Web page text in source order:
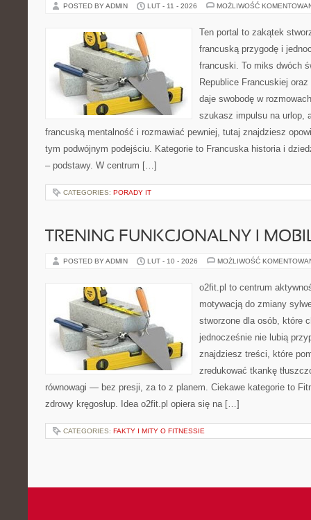
POSTED BY ADMIN LUT - 11 - 2026 MOŻLIWOŚĆ
Ten portal to zakątek
francuską przygodę i
francuski. To miks dwóch
Republice Francuskiej
daje swobodę w
szukasz impulsu na urlop,
francuską mentalność i rozmawiać pewniej, tutaj znajdziesz
tym podwójnym podejściu. Kategorie to Francuska historia i
– podstawy. W centrum […]
CATEGORIES: PORADY IT
TRENING FUNKCJONALNY I
POSTED BY ADMIN LUT - 10 - 2026 MOŻLIWOŚĆ
o2fit.pl to centrum
motywacją do zmiany
stworzone dla osób, które
jednocześnie nie lubią
znajdziesz treści, które
zredukować tkankę
równowagi — bez presji, za to z planem. Ciekawe kategorie to
zdrowy kręgosłup. Idea o2fit.pl opiera się na […]
CATEGORIES: FAKTY I MITY O FITNESSIE